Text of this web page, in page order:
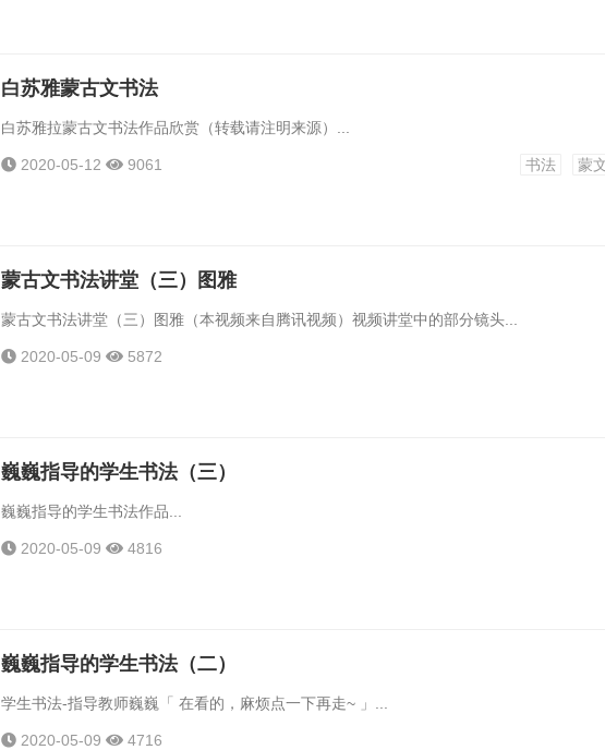
白苏雅蒙古文书法
白苏雅拉蒙古文书法作品欣赏（转载请注明来源）...
2020-05-12 9061 书法 蒙
蒙古文书法讲堂（三）图雅
蒙古文书法讲堂（三）图雅（本视频来自腾讯视频）视频讲堂中的部分镜头...
2020-05-09 5872
巍巍指导的学生书法（三）
巍巍指导的学生书法作品...
2020-05-09 4816
巍巍指导的学生书法（二）
学生书法-指导教师巍巍「 在看的，麻烦点一下再走~ 」...
2020-05-09 4716